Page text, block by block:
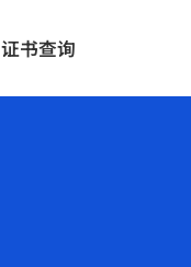
证书查询